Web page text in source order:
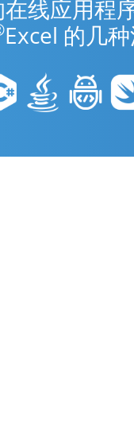
线应用程
Excel 的几